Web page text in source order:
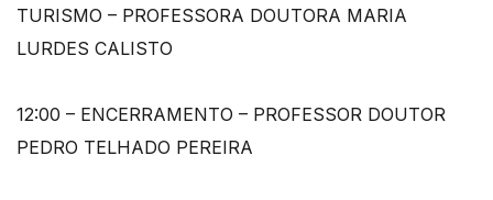
TURISMO – PROFESSORA DOUTORA MARIA
LURDES CALISTO
12:00 – ENCERRAMENTO – PROFESSOR DOUTOR
PEDRO TELHADO PEREIRA